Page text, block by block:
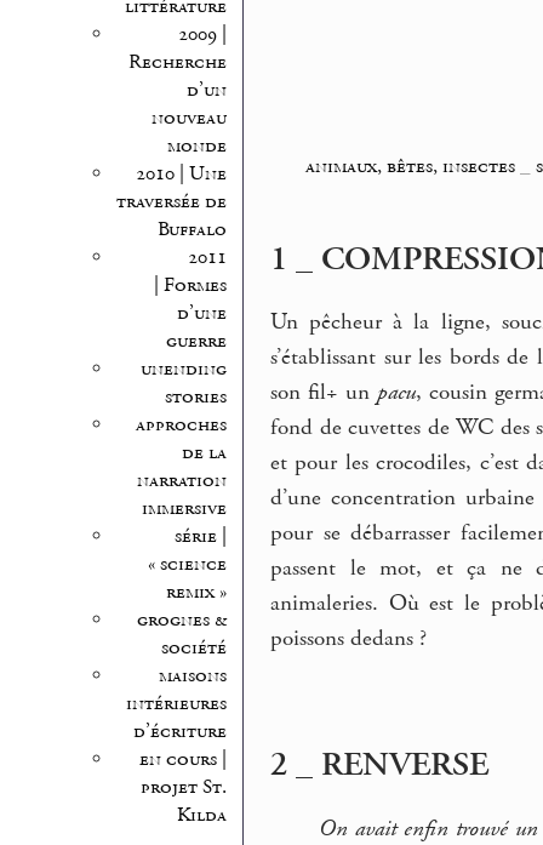
littérature
2009 |
Recherche
d’un
nouveau
monde
2010 | Une
traversée de
Buffalo
2011
| Formes
d’une
guerre
unending
stories
approches
de la
narration
immersive
série |
« science
remix »
grognes &
société
maisons
intérieures
d’écriture
en cours |
projet St.
Kilda
animaux, bêtes, insectes_
1 _
Un pêcheur à la ligne,
s’établissant sur les bords
son fil÷ un pacu, cousin
fond de cuvettes de WC des
et pour les crocodiles, c’est
d’une concentration
pour se débarrasser
passent le mot, et ça ne
animaleries. Où est le
poissons dedans ?
2 _ RENVERSE
On avait enfin trouvé un